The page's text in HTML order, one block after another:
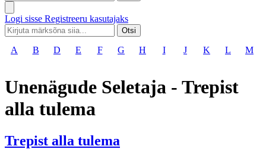
Logi sisse Registreeru kasutajaks
Otsi
A B D E F G H I J K L M
Unenägude Seletaja - Trepist
alla tulema
Trepist alla tulema